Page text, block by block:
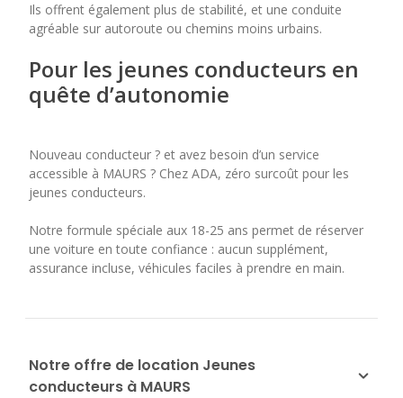
Ils offrent également plus de stabilité, et une conduite
agréable sur autoroute ou chemins moins urbains.
Pour les jeunes conducteurs en
quête d’autonomie
Nouveau conducteur ? et avez besoin d’un service
accessible à MAURS ? Chez ADA, zéro surcoût pour les
jeunes conducteurs.
Notre formule spéciale aux 18-25 ans permet de réserver
une voiture en toute confiance : aucun supplément,
assurance incluse, véhicules faciles à prendre en main.
Notre offre de location Jeunes
conducteurs à MAURS